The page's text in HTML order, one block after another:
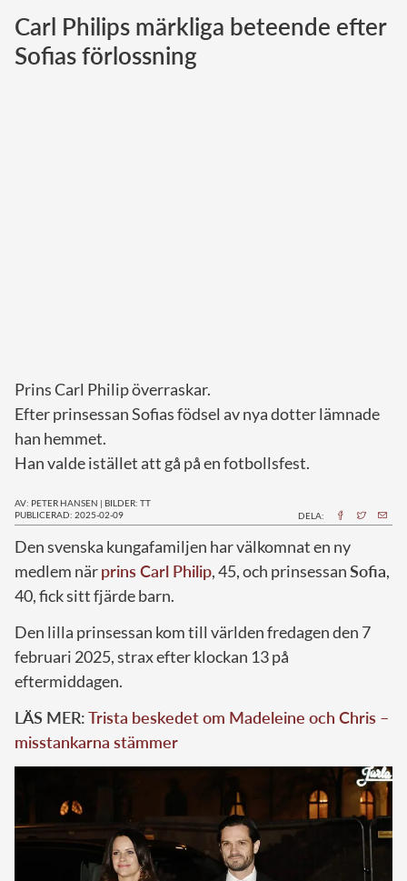
Norska kungahuset
Danska kungahuset
Carl Philips märkliga beteende efter
Sofias förlossning
Prins Carl Philip överraskar.
Efter prinsessan Sofias födsel av nya dotter lämnade
han hemmet.
Han valde istället att gå på en fotbollsfest.
AV: PETER HANSEN | BILDER: TT
PUBLICERAD: 2025-02-09
DELA:
Den svenska kungafamiljen har välkomnat en ny
medlem närprins Carl Philip, 45, och prinsessanSofia,
40, fick sitt fjärde barn.
Den lilla prinsessan kom till världen fredagen den 7
februari 2025, strax efter klockan 13 på
eftermiddagen.
LÄS MER:Trista beskedet om Madeleine och Chris –
misstankarna stämmer